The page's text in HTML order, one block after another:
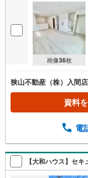
画像36枚
狭山不動産（株）入間店
資料
電
【大和ハウス】セ